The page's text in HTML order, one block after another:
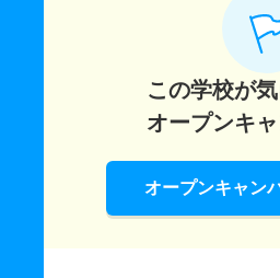
この学校が
オープンキャ
オープンキャン